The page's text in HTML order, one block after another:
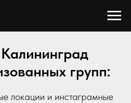
групп:
локации и инстаграмные